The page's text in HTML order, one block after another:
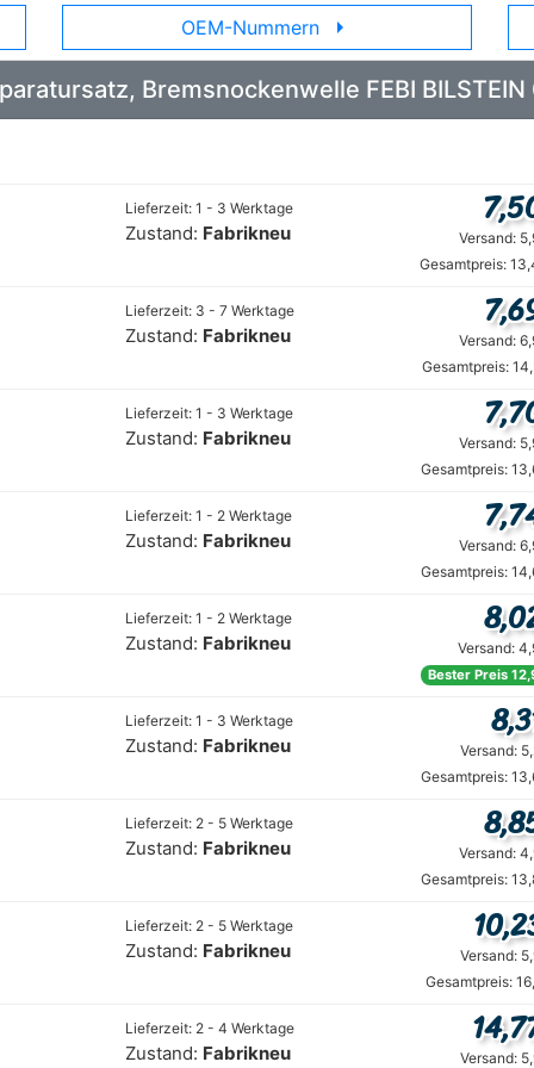
OEM-Nummern arrow_right
Bremsnockenwelle FEBI
Lieferzeit: 1 - 3 Werktage
Zustand: Fabrikneu Versand:
Gesamtpreis:
Lieferzeit: 3 - 7 Werktage
Zustand: Fabrikneu Versand:
Gesamtpreis:
Lieferzeit: 1 - 3 Werktage
Zustand: Fabrikneu Versand:
Gesamtpreis:
Lieferzeit: 1 - 2 Werktage
Zustand: Fabrikneu Versand:
Gesamtpreis:
Lieferzeit: 1 - 2 Werktage
Zustand: Fabrikneu Versand:
Bester Preis
Lieferzeit: 1 - 3 Werktage
Zustand: Fabrikneu Versand:
Gesamtpreis:
Lieferzeit: 2 - 5 Werktage
Zustand: Fabrikneu Versand:
Gesamtpreis:
Lieferzeit: 2 - 5 Werktage
Zustand: Fabrikneu Versand:
Gesamtpreis:
Lieferzeit: 2 - 4 Werktage
Zustand: Fabrikneu Versand: